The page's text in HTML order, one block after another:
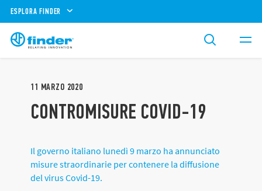
ESPLORA FINDER
11 MARZO 2020
CONTROMISURE COVID-19
Il governo italiano lunedì 9 marzo ha annunciato
misure straordinarie per contenere la diffusione
del virus Covid-19.